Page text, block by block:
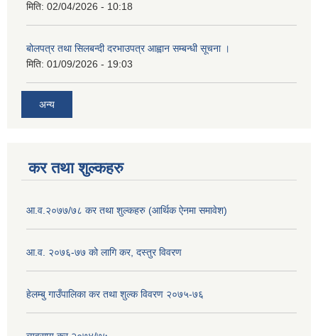
मिति: 02/04/2026 - 10:18
बोलपत्र तथा सिलबन्दी दरभाउपत्र आह्वान सम्बन्धी सूचना ।
मिति: 01/09/2026 - 19:03
अन्य
कर तथा शुल्कहरु
आ.व.२०७७/७८ कर तथा शुल्कहरु (आर्थिक ऐनमा समावेश)
आ.व. २०७६-७७ को लागि कर, दस्तुर विवरण
हेलम्बु गाउँपालिका कर तथा शुल्क विवरण २०७५-७६